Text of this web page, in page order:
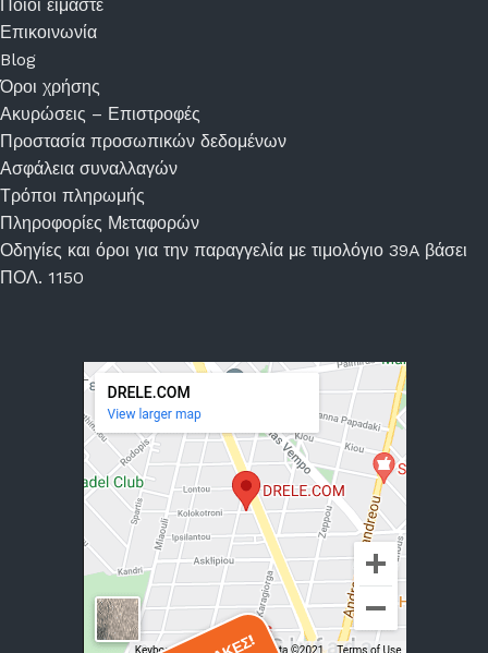
Ποιοι είμαστε
Επικοινωνία
Blog
Όροι χρήσης
Ακυρώσεις – Επιστροφές
Προστασία προσωπικών δεδομένων
Ασφάλεια συναλλαγών
Τρόποι πληρωμής
Πληροφορίες Μεταφορών
Οδηγίες και όροι για την παραγγελία με τιμολόγιο 39A βάσει
ΠΟΛ. 1150